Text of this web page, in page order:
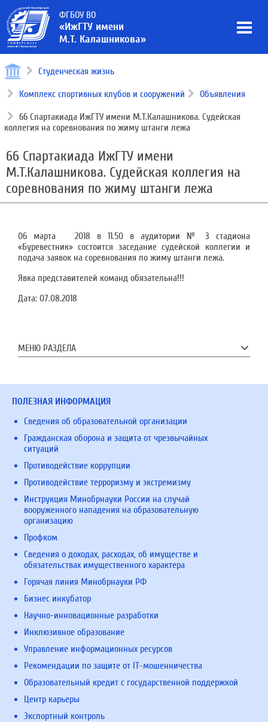
ФГБОУ ВО
«ИжГТУ имени
М.Т. Калашникова»
Студенческая жизнь
Комплекс спортивных клубов и сооружений Объявления
66 Спартакиада ИжГТУ имени М.Т.Калашникова. Судейская
коллегия на соревнования по жиму штанги лежа
66 Спартакиада ИжГТУ имени
М.Т.Калашникова. Судейская коллегия на
соревнования по жиму штанги лежа
06 марта 2018 в 11.50 в аудитории № 3 стадиона
«Буревестник» состоится заседание судейской коллегии и
подача заявок на соревнования по жиму штанги лежа.
Явка представителей команд обязательна!!!
Дата: 07.08.2018
МЕНЮ РАЗДЕЛА
ПОЛЕЗНАЯ ИНФОРМАЦИЯ
Сведения об образовательной организации
Гражданская оборона и защита от чрезвычайных
ситуаций
Противодействие коррупции
Противодействие терроризму и экстремизму
Инструкция Минобрнауки России на случай
вооруженного нападения на образовательную
организацию
Профком
Сведения о доходах, расходах, об имуществе и
обязательствах имущественного характера
Горячая линия Минобрнауки РФ
Бизнес инкубатор
Научно-инновационные разработки
Инклюзивное образование
Управление информационных ресурсов
Рекомендации по защите от IT-мошенничества
Образовательный кредит с государственной поддержкой
Центр карьеры
Экспортный контроль